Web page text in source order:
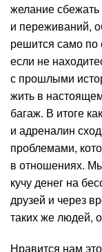
желание
и переживаний,
решится само
если не
с прошлыми
жить в
багаж. В итоге
и адреналин
проблемами,
в отношениях.
кучу денег на
друзей и через
таких же людей,
Нравится нам